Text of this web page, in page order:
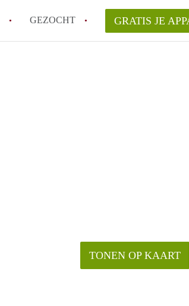
GEZOCHT GRATIS JE
TONEN OP KAART